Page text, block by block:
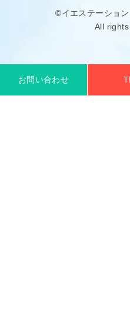
©イエステーショ
All rights
お問い合わせ